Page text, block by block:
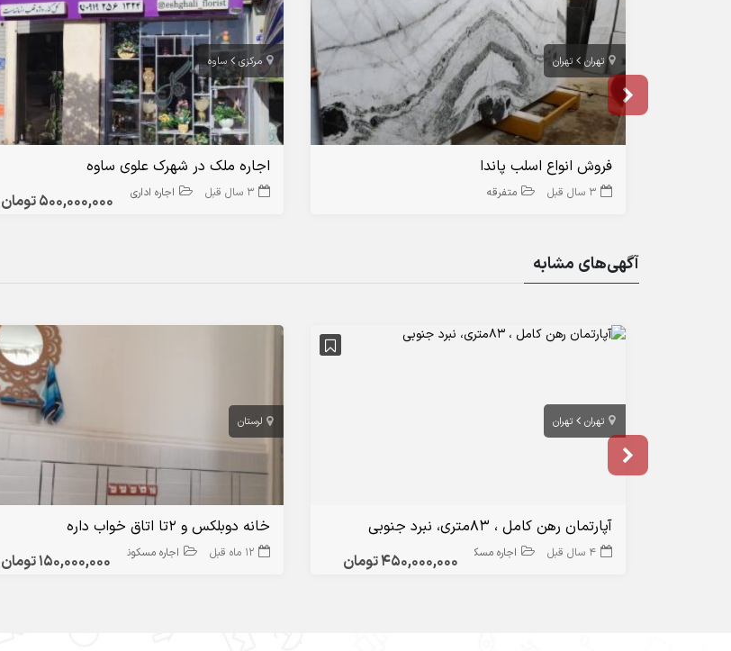
تهران تهران
فروش انواع اسلب پاندا
3 سال قبل متفرقه
مرکزی ساوه
500,000,000 تومان
اجاره ملک در شهرک علوی ساوه
3 سال قبل اجاره اداری و تجاری
آگهی‌های مشابه
تهران تهران
450,000,000 تومان
آپارتمان رهن کامل ، 83متری، نبرد جنوبی
4 سال قبل اجاره مسکونی
لرستان
150,000,000 تومان
خانه دوبلکس و 2تا اتاق خواب داره
12 ماه قبل اجاره مسکونی